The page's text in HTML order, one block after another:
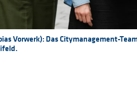
Vorwerk): Das Citymanagement-